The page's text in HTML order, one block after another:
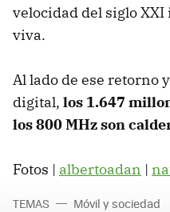
velocidad del siglo
viva.
Al lado de ese retorno
digital, los 1.647
los 800 MHz son
Fotos | albertoadan |
TEMAS Móvil y sociedad